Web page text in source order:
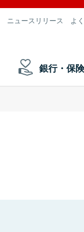
ニュースリリース よ
銀行・保